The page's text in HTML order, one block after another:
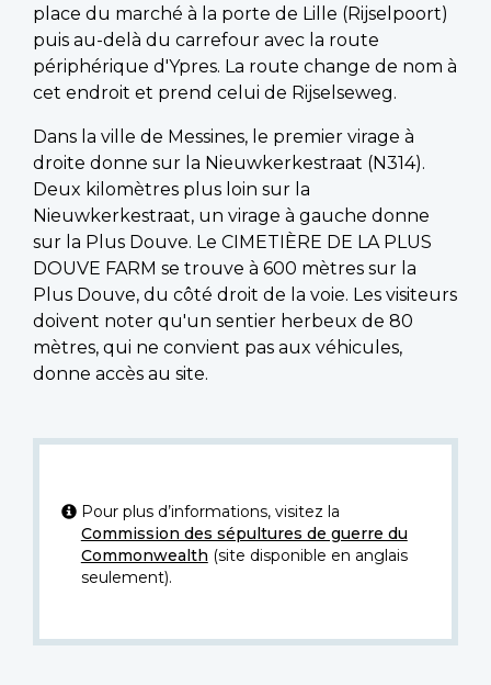
place du marché à la porte de Lille (Rijselpoort)
puis au-delà du carrefour avec la route
périphérique d'Ypres. La route change de nom à
cet endroit et prend celui de Rijselseweg.
Dans la ville de Messines, le premier virage à
droite donne sur la Nieuwkerkestraat (N314).
Deux kilomètres plus loin sur la
Nieuwkerkestraat, un virage à gauche donne
sur la Plus Douve. Le CIMETIÈRE DE LA PLUS
DOUVE FARM se trouve à 600 mètres sur la
Plus Douve, du côté droit de la voie. Les visiteurs
doivent noter qu'un sentier herbeux de 80
mètres, qui ne convient pas aux véhicules,
donne accès au site.
Pour plus d’informations, visitez la
Commission des sépultures de guerre du
Commonwealth (site disponible en anglais
seulement).